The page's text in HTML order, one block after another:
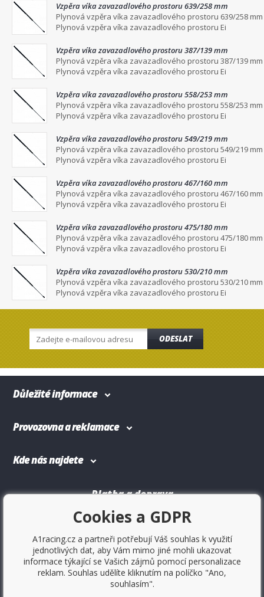
Vzpěra víka zavazadlového prostoru 639/258 mm
Plynová vzpěra víka zavazadlového prostoru 639/258 mm
Plynová vzpěra víka zavazadlového prostoru Ei
Vzpěra víka zavazadlového prostoru 387/139 mm
Plynová vzpěra víka zavazadlového prostoru 387/139 mm
Plynová vzpěra víka zavazadlového prostoru Ei
Vzpěra víka zavazadlového prostoru 558/253 mm
Plynová vzpěra víka zavazadlového prostoru 558/253 mm
Plynová vzpěra víka zavazadlového prostoru Ei
Vzpěra víka zavazadlového prostoru 549/219 mm
Plynová vzpěra víka zavazadlového prostoru 549/219 mm
Plynová vzpěra víka zavazadlového prostoru Ei
Vzpěra víka zavazadlového prostoru 467/160 mm
Plynová vzpěra víka zavazadlového prostoru 467/160 mm
Plynová vzpěra víka zavazadlového prostoru Ei
Vzpěra víka zavazadlového prostoru 475/180 mm
Plynová vzpěra víka zavazadlového prostoru 475/180 mm
Plynová vzpěra víka zavazadlového prostoru Ei
Vzpěra víka zavazadlového prostoru 530/210 mm
Plynová vzpěra víka zavazadlového prostoru 530/210 mm
Plynová vzpěra víka zavazadlového prostoru Ei
ODESLAT
Důležité informace
Provozovna a reklamace
Kde nás najdete
Platba a doprava
Cookies a GDPR
A1racing.cz a partneři potřebují Váš souhlas k využití
jednotlivých dat, aby Vám mimo jiné mohli ukazovat
informace týkající se Vašich zájmů pomocí personalizace
reklam. Souhlas udělíte kliknutím na políčko "Ano,
souhlasím".